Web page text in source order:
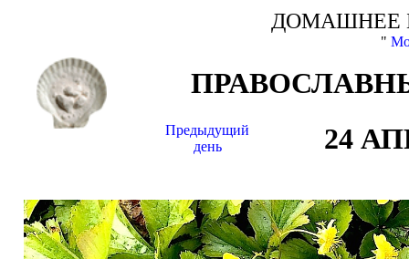
ДОМАШНЕЕ
"
Предыдущий
день
24